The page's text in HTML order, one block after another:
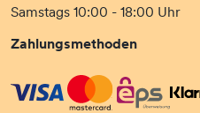
Samstags 10:00 - 18:00 Uhr
Zahlungsmethoden